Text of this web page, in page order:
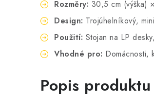
Rozměry: 30,5 cm (výška)
Design: Trojúhelníkový,
Použití: Stojan na LP
Vhodné pro: Domácnosti,
Popis produktu